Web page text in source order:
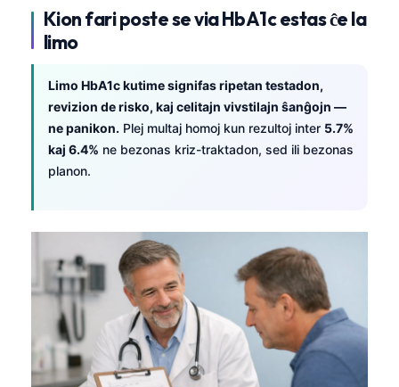
Kion fari poste se via HbA1c estas ĉe la
limo
Limo HbA1c kutime signifas ripetan testadon,
revizion de risko, kaj celitajn vivstilajn ŝanĝojn —
ne panikon. Plej multaj homoj kun rezultoj inter 5.7%
kaj 6.4% ne bezonas kriz-traktadon, sed ili bezonas
planon.
简体中文
فارسی
Български
Dansk
Nederlands
Հայերեն
Íslenska
Српски језик
Svenska
Bosanski
Azərbaycan dili